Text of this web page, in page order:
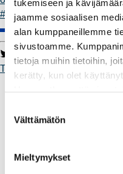
tukemiseen ja
jaamme sosiaalisen
alan kumppaneillemme
sivustoamme.
tietoja muihin tietoihin,
kerätty, kun olet
Välttämätön
Mieltymykset
#Toimii.
Toimii
Kaukolämpö